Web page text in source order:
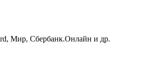
Мир, Сбербанк.Онлайн и др.